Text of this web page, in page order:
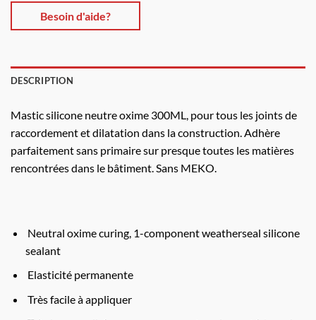
Besoin d'aide?
DESCRIPTION
Mastic silicone neutre oxime 300ML, pour tous les joints de
raccordement et dilatation dans la construction. Adhère
parfaitement sans primaire sur presque toutes les matières
rencontrées dans le bâtiment. Sans MEKO.
Neutral oxime curing, 1-component weatherseal silicone
sealant
Elasticité permanente
Très facile à appliquer